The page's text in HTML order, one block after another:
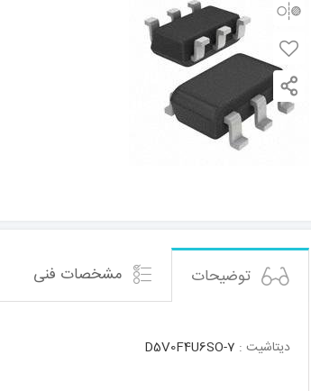
توضیحات مشخصات فنی
دیتاشیت : D5V0F4U6SO-7